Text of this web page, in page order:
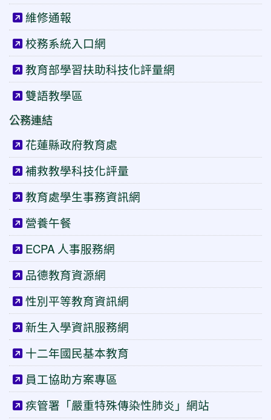
維修通報
校務系統入口網
教育部學習扶助科技化評量網
雙語教學區
公務連結
花蓮縣政府教育處
補救教學科技化評量
教育處學生事務資訊網
營養午餐
ECPA 人事服務網
品德教育資源網
性別平等教育資訊網
新生入學資訊服務網
十二年國民基本教育
員工協助方案專區
疾管署「嚴重特殊傳染性肺炎」網站